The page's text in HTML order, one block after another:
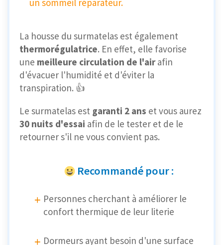
un sommeil réparateur.
La housse du surmatelas est également
thermorégulatrice. En effet, elle favorise
une meilleure circulation de l'airafin
d'évacuer l'humidité et d'éviter la
transpiration. 👍
Le surmatelas est garanti 2 ans et vous aurez
30 nuits d'essai afin de le tester et de le
retourner s'il ne vous convient pas.
Recommandé pour :
Personnes cherchant à améliorer le
confort thermique de leur literie
Dormeurs ayant besoin d'une surface